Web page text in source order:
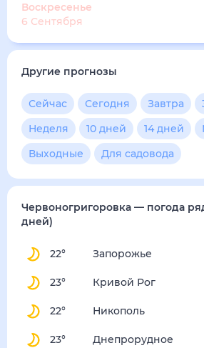
Воскресенье
6 Сентября
Другие прогнозы
Сейчас Сегодня Завтра
Неделя
10 дней 14 дней
Выходные
Для садовода
Червоногригоровка — погода
дней)
22° Запорожье
23° Кривой Рог
22° Никополь
23° Днепрорудное